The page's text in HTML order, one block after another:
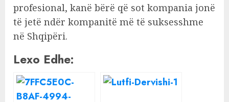
profesional, kanë bërë që sot kompania jonë
të jetë ndër kompanitë më të suksesshme
në Shqipëri.
Lexo Edhe: